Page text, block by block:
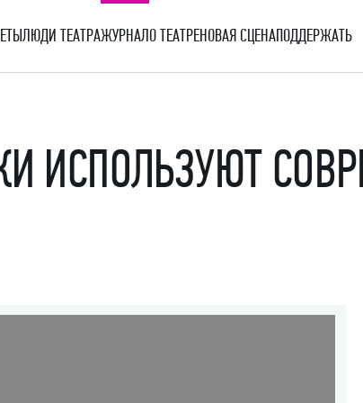
ЛЮДИ ТЕАТРАЖУРНАЛО ТЕАТРЕНОВАЯ СЦЕНАПОДДЕРЖАТЬ
ИСПОЛЬЗУЮТ